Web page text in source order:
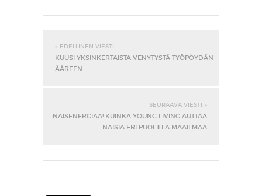
« EDELLINEN VIESTI
KUUSI YKSINKERTAISTA VENYTYSTÄ TYÖPÖYDÄN
ÄÄREEN
SEURAAVA VIESTI »
NAISENERGIAA! KUINKA YOUNG LIVING AUTTAA
NAISIA ERI PUOLILLA MAAILMAA